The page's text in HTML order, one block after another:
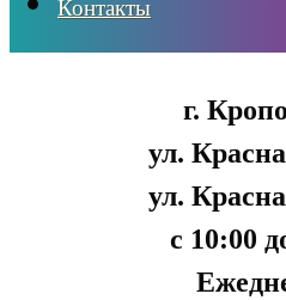
Контакты
г.
ул.
ул.
с 10:00